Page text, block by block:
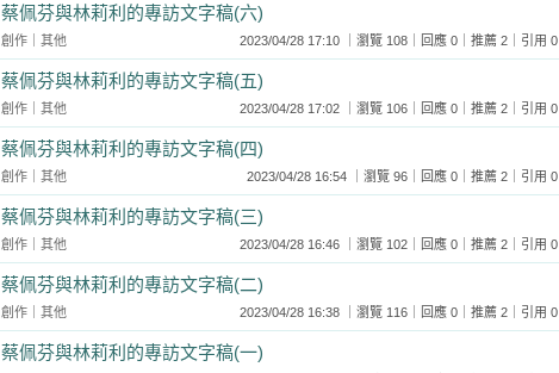
蔡佩芬與林莉利的專訪文字稿(六)
創作 其他 2023/04/28 17:10 ｜瀏覽 108｜回應 0｜推薦 2｜引用 0
蔡佩芬與林莉利的專訪文字稿(五)
創作 其他 2023/04/28 17:02 ｜瀏覽 106｜回應 0｜推薦 2｜引用 0
蔡佩芬與林莉利的專訪文字稿(四)
創作 其他 2023/04/28 16:54 ｜瀏覽 96｜回應 0｜推薦 2｜引用 0
蔡佩芬與林莉利的專訪文字稿(三)
創作 其他 2023/04/28 16:46 ｜瀏覽 102｜回應 0｜推薦 2｜引用 0
蔡佩芬與林莉利的專訪文字稿(二)
創作 其他 2023/04/28 16:38 ｜瀏覽 116｜回應 0｜推薦 2｜引用 0
蔡佩芬與林莉利的專訪文字稿(一)